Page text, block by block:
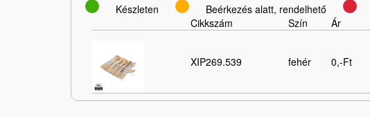
Készleten Beérkezés alatt, rendelhető
Cikkszám
Szín Ár
XIP269.539 fehér 0,-Ft